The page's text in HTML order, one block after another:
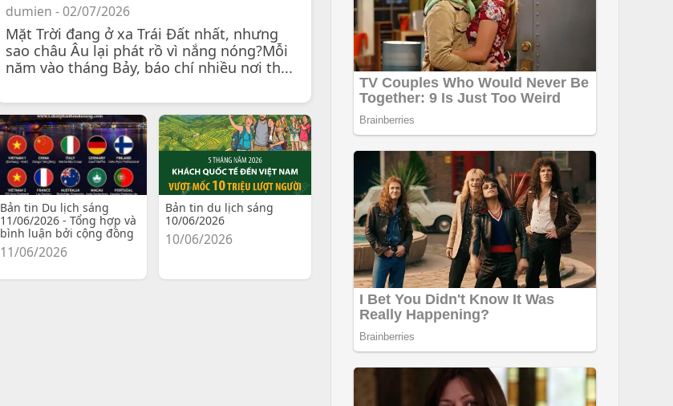
dumien - 02/07/2026
Mặt Trời đang ở xa Trái Đất nhất, nhưng
sao châu Âu lại phát rồ vì nắng nóng?Mỗi
năm vào tháng Bảy, báo chí nhiều nơi th...
Bản tin Du lịch sáng
11/06/2026 - Tổng hợp và
bình luận bởi cộng đồng
11/06/2026
Bản tin du lịch sáng
10/06/2026
10/06/2026